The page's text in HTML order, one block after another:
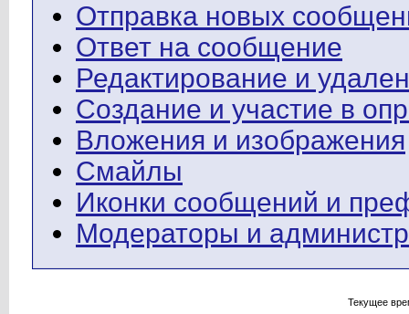
Отправка новых
Ответ на сообщение
Редактирование и
Создание и участие в
Вложения и изображения
Смайлы
Иконки сообщений и
Модераторы и
Текущее